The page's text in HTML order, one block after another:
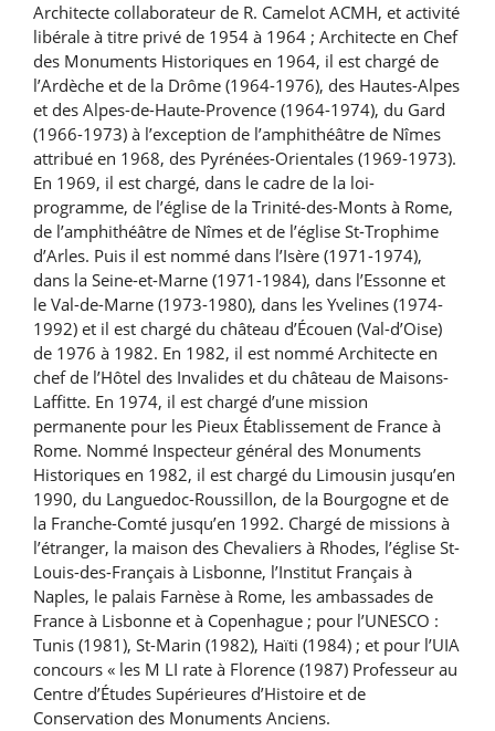
Architecte collaborateur de R. Camelot ACMH, et activité
libérale à titre privé de 1954 à 1964 ; Architecte en Chef
des Monuments Historiques en 1964, il est chargé de
l’Ardèche et de la Drôme (1964-1976), des Hautes-Alpes
et des Alpes-de-Haute-Provence (1964-1974), du Gard
(1966-1973) à l’exception de l’amphithéâtre de Nîmes
attribué en 1968, des Pyrénées-Orientales (1969-1973).
En 1969, il est chargé, dans le cadre de la loi-
programme, de l’église de la Trinité-des-Monts à Rome,
de l’amphithéâtre de Nîmes et de l’église St-Trophime
d’Arles. Puis il est nommé dans l’Isère (1971-1974),
dans la Seine-et-Marne (1971-1984), dans l’Essonne et
le Val-de-Marne (1973-1980), dans les Yvelines (1974-
1992) et il est chargé du château d’Écouen (Val-d’Oise)
de 1976 à 1982. En 1982, il est nommé Architecte en
chef de l’Hôtel des Invalides et du château de Maisons-
Laffitte. En 1974, il est chargé d’une mission
permanente pour les Pieux Établissement de France à
Rome. Nommé Inspecteur général des Monuments
Historiques en 1982, il est chargé du Limousin jusqu’en
1990, du Languedoc-Roussillon, de la Bourgogne et de
la Franche-Comté jusqu’en 1992. Chargé de missions à
l’étranger, la maison des Chevaliers à Rhodes, l’église St-
Louis-des-Français à Lisbonne, l’Institut Français à
Naples, le palais Farnèse à Rome, les ambassades de
France à Lisbonne et à Copenhague ; pour l’UNESCO :
Tunis (1981), St-Marin (1982), Haïti (1984) ; et pour l’UIA
concours « les M LI rate à Florence (1987) Professeur au
Centre d’Études Supérieures d’Histoire et de
Conservation des Monuments Anciens.